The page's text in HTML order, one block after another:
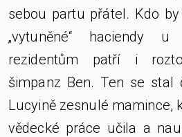
sebou partu přátel. Kdo
„vytuněné“ haciendy
rezidentům patří i
šimpanz Ben. Ten se stal
Lucyině zesnulé mamince,
vědecké práce učila a